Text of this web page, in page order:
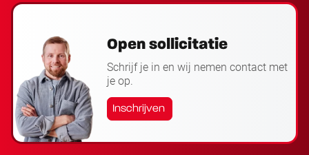
Open sollicitatie
Schrijf je in en wij nemen contact met
je op.
Inschrijven